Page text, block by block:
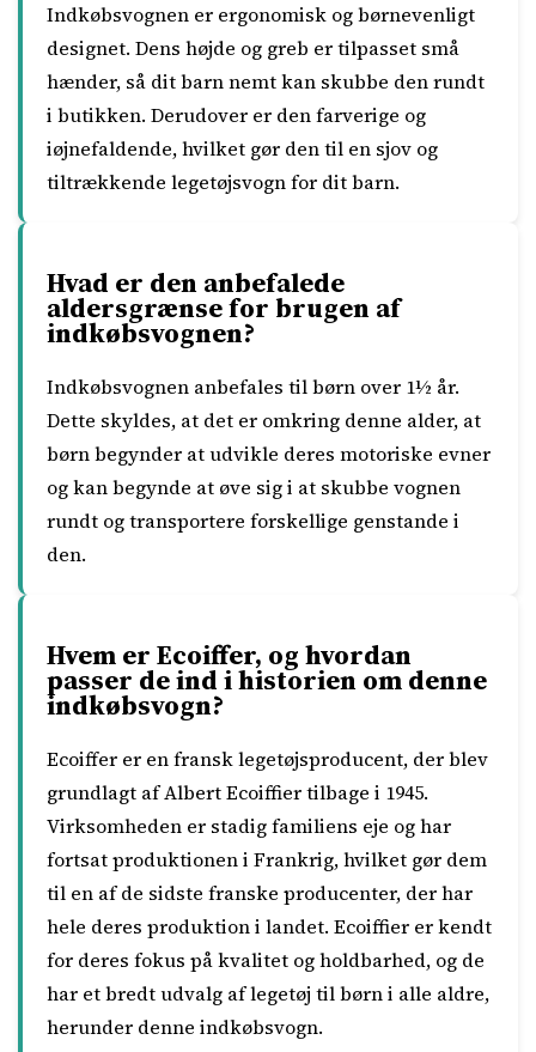
Indkøbsvognen er ergonomisk og børnevenligt
designet. Dens højde og greb er tilpasset små
hænder, så dit barn nemt kan skubbe den rundt
i butikken. Derudover er den farverige og
iøjnefaldende, hvilket gør den til en sjov og
tiltrækkende legetøjsvogn for dit barn.
Hvad er den anbefalede
aldersgrænse for brugen af ​​
indkøbsvognen?
Indkøbsvognen anbefales til børn over 1½ år.
Dette skyldes, at det er omkring denne alder, at
børn begynder at udvikle deres motoriske evner
og kan begynde at øve sig i at skubbe vognen
rundt og transportere forskellige genstande i
den.
Hvem er Ecoiffer, og hvordan
passer de ind i historien om denne
indkøbsvogn?
Ecoiffer er en fransk legetøjsproducent, der blev
grundlagt af Albert Ecoiffier tilbage i 1945.
Virksomheden er stadig familiens eje og har
fortsat produktionen i Frankrig, hvilket gør dem
til en af de sidste franske producenter, der har
hele deres produktion i landet. Ecoiffier er kendt
for deres fokus på kvalitet og holdbarhed, og de
har et bredt udvalg af legetøj til børn i alle aldre,
herunder denne indkøbsvogn.